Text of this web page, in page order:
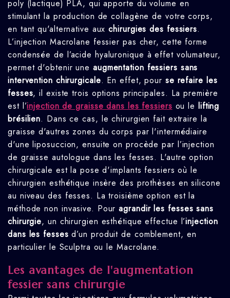
poly (lactique) PLA, qui apporte du volume en
stimulant la production de collagène de votre corps,
en tant qu'alternative auxchirurgies des fessiers.
L’injection Macrolane fessier pas cher, cette forme
condensée de l’acide hyaluronique à effet volumateur,
permet d'obtenir une augmentation fessiers sans
intervention chirurgicale. En effet, pour se refaire les
fesses, il existe trois options principales. La première
est l’injection de graisse dans les fessiers ou le lifting
brésilien. Dans ce cas, le chirurgien fait extraire la
graisse d'autres zones du corps par l'intermédiaire
d'une liposuccion, ensuite on procède par l’injection
de graisse autologue dans les fesses. L'autre option
chirurgicale est la pose d'implants fessiers où le
chirurgien esthétique insère des prothèses en silicone
au niveau des fesses. La troisième option est la
méthode non invasive. Pouragrandir les fesses sans
chirurgie, un chirurgien esthétique effectue l’injection
dans les fesses d’un produit de comblement, en
particulier le Sculptra ou le Macrolane.
Les avantages de l'augmentation
fessier sans chirurgie